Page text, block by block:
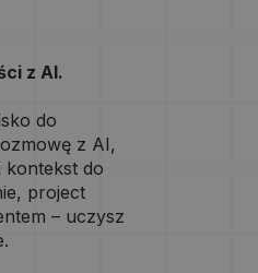
z AI.
do
z AI,
kontekst do
project
– uczysz